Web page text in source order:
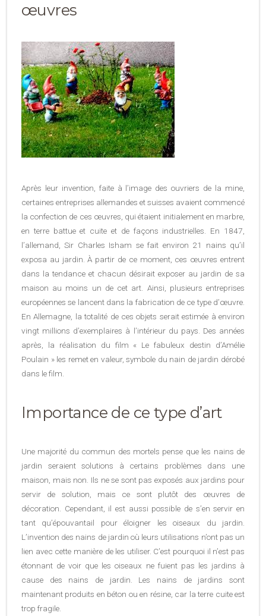
œuvres
Après leur invention, faite à l’image des ouvriers de la mine,
certaines entreprises allemandes et suisses avaient commencé
la confection de ces œuvres, qui étaient initialement en marbre,
en terre battue et cuite et de façons industrielles. En 1847,
l’allemand, Sir Charles Isham se fait environ 21 nains qu’il
exposa au jardin. À partir de ce moment, ces œuvres entrent
dans la tendance et chacun désirait exposer au jardin de sa
maison au moins un de cet art. Ainsi, plusieurs entreprises
européennes se lancent dans la fabrication de ce type d’œuvre.
En Allemagne, la totalité de ces objets serait estimée à environ
vingt millions d’exemplaires à l’intérieur du pays. Des années
après, la réalisation du film « Le fabuleux destin d’Amélie
Poulain » les remet en valeur, symbole du nain de jardin dérobé
dans le film.
Importance de ce type d’art
Une majorité du commun des mortels pense que les nains de
jardin seraient solutions à certains problèmes dans une
maison, mais non. Ils ne se sont pas exposés aux jardins pour
servir de solution, mais ce sont plutôt des œuvres de
décoration. Cependant, il est aussi possible de s’en servir en
tant qu’épouvantail pour éloigner les oiseaux du jardin.
L’invention des nains de jardin où leurs utilisations n’ont pas un
lien avec cette manière de les utiliser. C’est pourquoi il n’est pas
étonnant de voir que les oiseaux ne fuient pas les jardins à
cause des nains de jardin. Les nains de jardins sont
maintenant produits en béton ou en résine, car la terre cuite est
trop fragile.